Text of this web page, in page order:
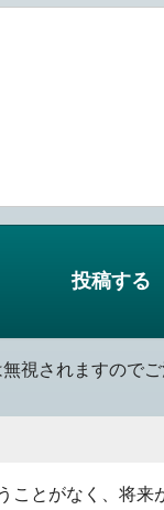
視されますので
ことがなく、将来